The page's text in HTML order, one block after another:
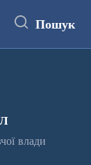
Пошук
влади